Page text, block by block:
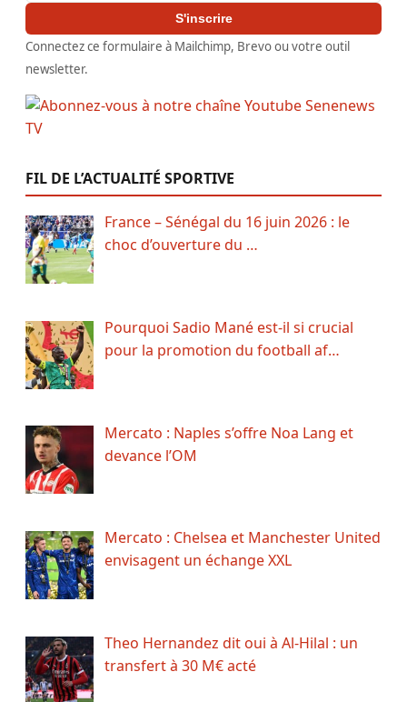
S'inscrire
Connectez ce formulaire à Mailchimp, Brevo ou votre outil
newsletter.
FIL DE L’ACTUALITÉ SPORTIVE
France – Sénégal du 16 juin 2026 : le
choc d’ouverture du …
Pourquoi Sadio Mané est-il si crucial
pour la promotion du football af…
Mercato : Naples s’offre Noa Lang et
devance l’OM
Mercato : Chelsea et Manchester United
envisagent un échange XXL
Theo Hernandez dit oui à Al-Hilal : un
transfert à 30 M€ acté